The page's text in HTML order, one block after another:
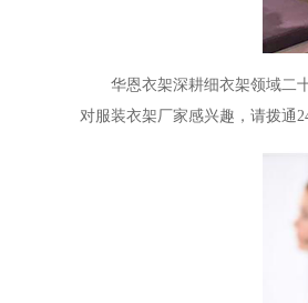
华恩衣架深耕细衣架领域二
对服装衣架厂家感兴趣，请拨通